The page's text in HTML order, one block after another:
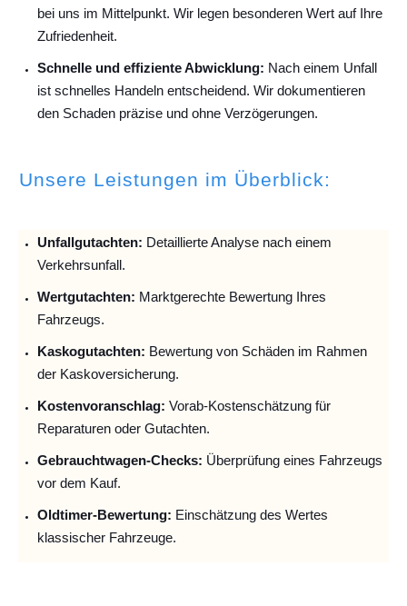
bei uns im Mittelpunkt. Wir legen besonderen Wert auf Ihre
Zufriedenheit.
Schnelle und effiziente Abwicklung: Nach einem Unfall
ist schnelles Handeln entscheidend. Wir dokumentieren
den Schaden präzise und ohne Verzögerungen.
Unsere Leistungen im Überblick:
Unfallgutachten: Detaillierte Analyse nach einem
Verkehrsunfall.
Wertgutachten: Marktgerechte Bewertung Ihres
Fahrzeugs.
Kaskogutachten: Bewertung von Schäden im Rahmen
der Kaskoversicherung.
Kostenvoranschlag: Vorab-Kostenschätzung für
Reparaturen oder Gutachten.
Gebrauchtwagen-Checks: Überprüfung eines Fahrzeugs
vor dem Kauf.
Oldtimer-Bewertung: Einschätzung des Wertes
klassischer Fahrzeuge.